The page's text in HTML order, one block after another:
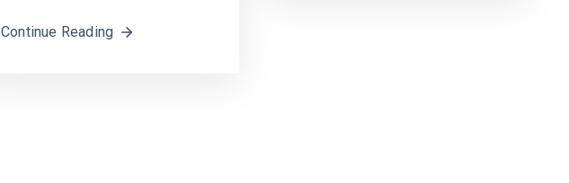
Continue Reading